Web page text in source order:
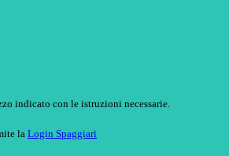
indicato con le istruzioni necessarie.
la Login Spaggiari